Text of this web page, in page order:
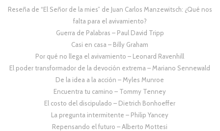
Reseña de “El Señor de la mies” de Juan Carlos Manzewitsch: ¿Qué nos
falta para el avivamiento?
Guerra de Palabras – Paul David Tripp
Casi en casa – Billy Graham
Por qué no llega el avivamiento – Leonard Ravenhill
El poder transformador de la devoción extrema – Mariano Sennewald
De la idea a la acción – Myles Munroe
Encuentra tu camino – Tommy Tenney
El costo del discipulado – Dietrich Bonhoeffer
La pregunta intermitente – Philip Yancey
Repensando el futuro – Alberto Mottesi